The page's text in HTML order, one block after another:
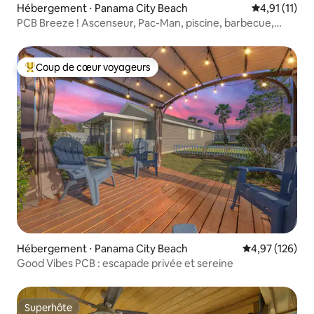
Hébergement ⋅ Panama City Beach Évaluation
4,91 (11)
PCB Breeze ! Ascenseur, Pac-Man, piscine, barbecue,
Coups de cœur voyageurs les plus appréciés
Coup de cœur voyageurs
Hébergement ⋅ Panama City Beach Évaluation
4,97 (126)
Good Vibes PCB : escapade privée et sereine
Superhôte